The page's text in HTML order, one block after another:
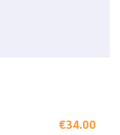
€34.00